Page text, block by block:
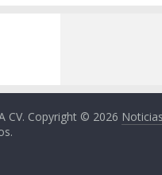
CV. Copyright © 2026